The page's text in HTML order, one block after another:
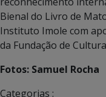
Bienal do Livro de
Instituto Imole com
da Fundação de
Fotos: Samuel Rocha
Categorias :